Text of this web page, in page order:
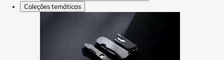
Coleções temáticas